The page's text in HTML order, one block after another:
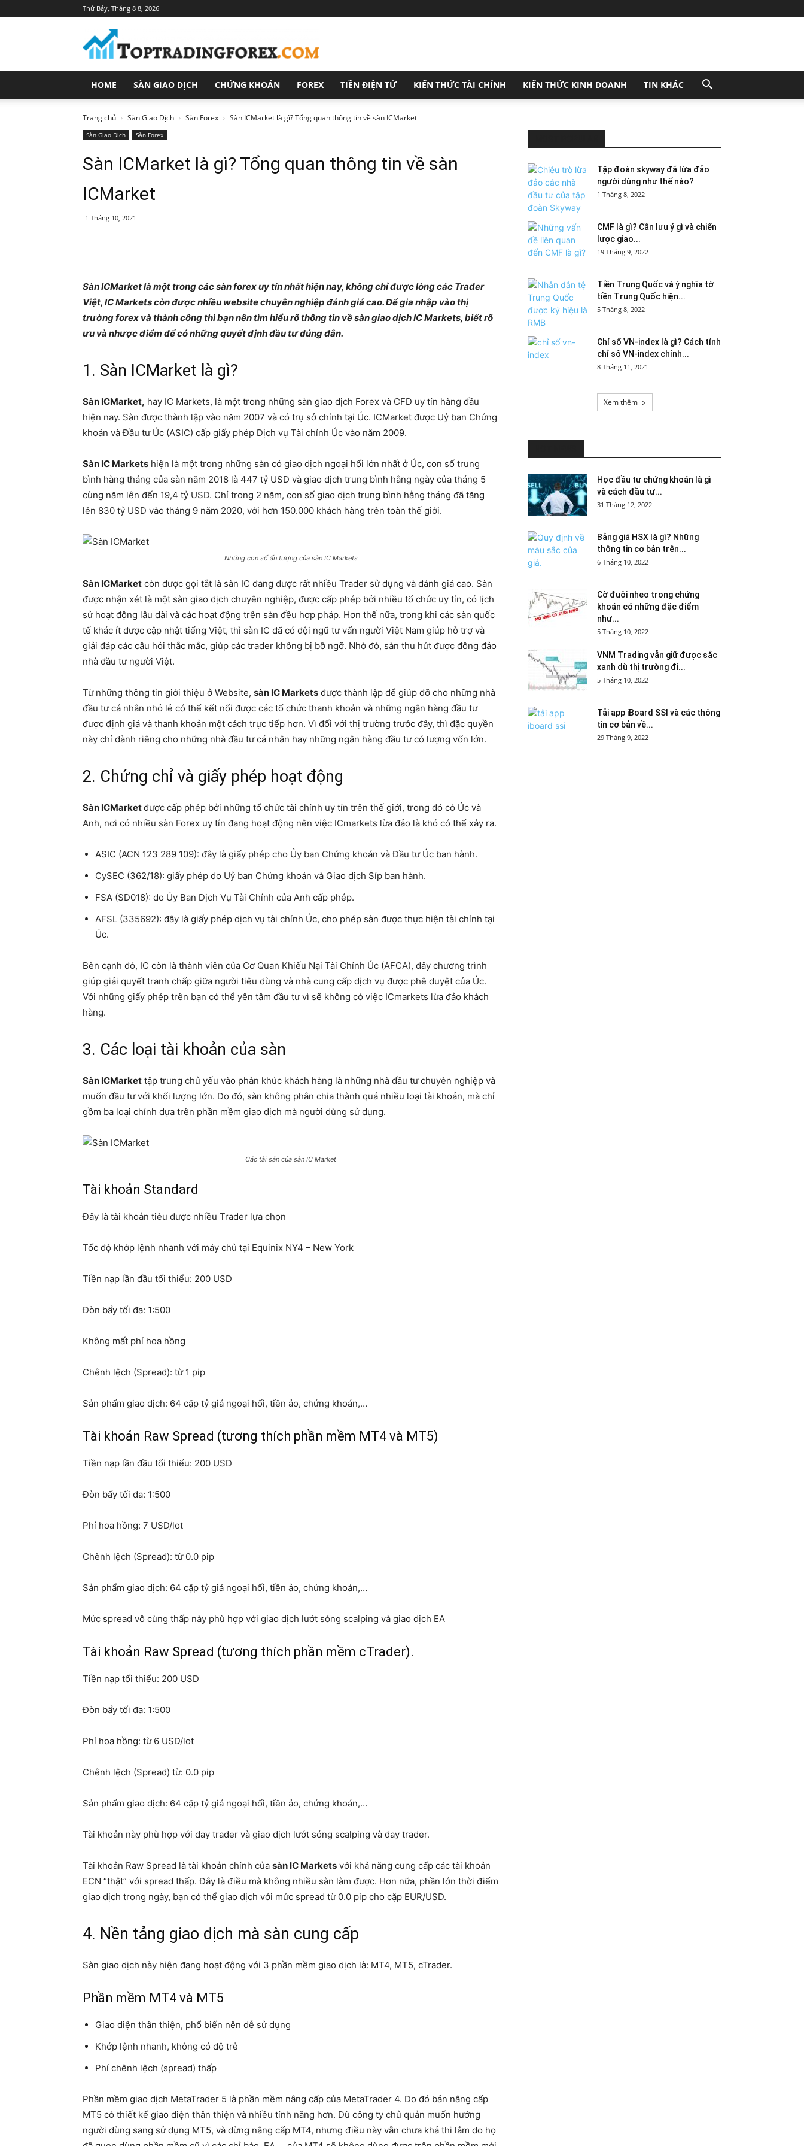
Thứ Bảy, Tháng 8 8, 2026
Trang
Tin
Tức
Đầu
Tư
Chính
HOME SÀN GIAO DỊCH CHỨNG KHOÁN FOREX TIỀN ĐIỆN TỬ KIẾN THỨC TÀI CHÍNH KIẾN THỨC KINH DOANH TIN KHÁC
Trang chủ Sàn Giao Dịch Sàn Forex Sàn ICMarket là gì? Tổng quan thông tin về sàn ICMarket
Sàn Giao Dịch Sàn Forex
Sàn ICMarket là gì? Tổng quan thông tin về sàn
ICMarket
1 Tháng 10, 2021
Sàn ICMarket là một trong các sàn forex uy tín nhất hiện nay, không chỉ được lòng các Trader
Việt, IC Markets còn được nhiều website chuyên nghiệp đánh giá cao. Để gia nhập vào thị
trường forex và thành công thì bạn nên tìm hiểu rõ thông tin về sàn giao dịch IC Markets, biết rõ
ưu và nhược điểm để có những quyết định đầu tư đúng đắn.
1. Sàn ICMarket là gì?
Sàn ICMarket, hay IC Markets, là một trong những sàn giao dịch Forex và CFD uy tín hàng đầu
hiện nay. Sàn được thành lập vào năm 2007 và có trụ sở chính tại Úc. ICMarket được Uỷ ban Chứng
khoán và Đầu tư Úc (ASIC) cấp giấy phép Dịch vụ Tài chính Úc vào năm 2009.
Sàn IC Markets hiện là một trong những sàn có giao dịch ngoại hối lớn nhất ở Úc, con số trung
bình hàng tháng của sàn năm 2018 là 447 tỷ USD và giao dịch trung bình hằng ngày của tháng 5
cùng năm lên đến 19,4 tỷ USD. Chỉ trong 2 năm, con số giao dịch trung bình hằng tháng đã tăng
lên 830 tỷ USD vào tháng 9 năm 2020, với hơn 150.000 khách hàng trên toàn thế giới.
Những con số ấn tượng của sàn IC Markets
Sàn ICMarket còn được gọi tắt là sàn IC đang được rất nhiều Trader sử dụng và đánh giá cao. Sàn
được nhận xét là một sàn giao dịch chuyên nghiệp, được cấp phép bởi nhiều tổ chức uy tín, có lịch
sử hoạt động lâu dài và các hoạt động trên sàn đều hợp pháp. Hơn thế nữa, trong khi các sàn quốc
tế khác ít được cập nhật tiếng Việt, thì sàn IC đã có đội ngũ tư vấn người Việt Nam giúp hỗ trợ và
giải đáp các câu hỏi thắc mắc, giúp các trader không bị bỡ ngỡ. Nhờ đó, sàn thu hút được đông đảo
nhà đầu tư người Việt.
Từ những thông tin giới thiệu ở Website, sàn IC Markets được thành lập để giúp đỡ cho những nhà
đầu tư cá nhân nhỏ lẻ có thể kết nối được các tổ chức thanh khoản và những ngân hàng đầu tư
được định giá và thanh khoản một cách trực tiếp hơn. Vì đối với thị trường trước đây, thì đặc quyền
này chỉ dành riêng cho những nhà đầu tư cá nhân hay những ngân hàng đầu tư có lượng vốn lớn.
2. Chứng chỉ và giấy phép hoạt động
Sàn ICMarketđược cấp phép bởi những tổ chức tài chính uy tín trên thế giới, trong đó có Úc và
Anh, nơi có nhiều sàn Forex uy tín đang hoạt động nên việc ICmarkets lừa đảo là khó có thể xảy ra.
ASIC (ACN 123 289 109): đây là giấy phép cho Ủy ban Chứng khoán và Đầu tư Úc ban hành.
CySEC (362/18): giấy phép do Uỷ ban Chứng khoán và Giao dịch Síp ban hành.
FSA (SD018): do Ủy Ban Dịch Vụ Tài Chính của Anh cấp phép.
AFSL (335692): đây là giấy phép dịch vụ tài chính Úc, cho phép sàn được thực hiện tài chính tại
Úc.
Bên cạnh đó, IC còn là thành viên của Cơ Quan Khiếu Nại Tài Chính Úc (AFCA), đây chương trình
giúp giải quyết tranh chấp giữa người tiêu dùng và nhà cung cấp dịch vụ được phê duyệt của Úc.
Với những giấy phép trên bạn có thể yên tâm đầu tư vì sẽ không có việc ICmarkets lừa đảo khách
hàng.
3. Các loại tài khoản của sàn
Sàn ICMarket tập trung chủ yếu vào phân khúc khách hàng là những nhà đầu tư chuyên nghiệp và
muốn đầu tư với khối lượng lớn. Do đó, sàn không phân chia thành quá nhiều loại tài khoản, mà chỉ
gồm ba loại chính dựa trên phần mềm giao dịch mà người dùng sử dụng.
Các tài sản của sàn IC Market
Tài khoản Standard
Đây là tài khoản tiêu được nhiều Trader lựa chọn
Tốc độ khớp lệnh nhanh với máy chủ tại Equinix NY4 – New York
Tiền nạp lần đầu tối thiểu: 200 USD
Đòn bẩy tối đa: 1:500
Không mất phí hoa hồng
Chênh lệch (Spread): từ 1 pip
Sản phẩm giao dịch: 64 cặp tỷ giá ngoại hối, tiền ảo, chứng khoán,…
Tài khoản Raw Spread (tương thích phần mềm MT4 và MT5)
Tiền nạp lần đầu tối thiểu: 200 USD
Đòn bẩy tối đa: 1:500
Phí hoa hồng: 7 USD/lot
Chênh lệch (Spread): từ 0.0 pip
Sản phẩm giao dịch: 64 cặp tỷ giá ngoại hối, tiền ảo, chứng khoán,…
Mức spread vô cùng thấp này phù hợp với giao dịch lướt sóng scalping và giao dịch EA
Tài khoản Raw Spread (tương thích phần mềm cTrader).
Tiền nạp tối thiểu: 200 USD
Đòn bẩy tối đa: 1:500
Phí hoa hồng: từ 6 USD/lot
Chênh lệch (Spread) từ: 0.0 pip
Sản phẩm giao dịch: 64 cặp tỷ giá ngoại hối, tiền ảo, chứng khoán,…
Tài khoản này phù hợp với day trader và giao dịch lướt sóng scalping và day trader.
Tài khoản Raw Spread là tài khoản chính của sàn IC Markets với khả năng cung cấp các tài khoản
ECN “thật” với spread thấp. Đây là điều mà không nhiều sàn làm được. Hơn nữa, phần lớn thời điểm
giao dịch trong ngày, bạn có thể giao dịch với mức spread từ 0.0 pip cho cặp EUR/USD.
4. Nền tảng giao dịch mà sàn cung cấp
Sàn giao dịch này hiện đang hoạt động với 3 phần mềm giao dịch là: MT4, MT5, cTrader.
Phần mềm MT4 và MT5
Giao diện thân thiện, phổ biến nên dễ sử dụng
Khớp lệnh nhanh, không có độ trễ
Phí chênh lệch (spread) thấp
Phần mềm giao dịch MetaTrader 5 là phần mềm nâng cấp của MetaTrader 4. Do đó bản nâng cấp
MT5 có thiết kế giao diện thân thiện và nhiều tính năng hơn. Dù công ty chủ quản muốn hướng
người dùng sang sử dụng MT5, và dừng nâng cấp MT4, nhưng điều này vẫn chưa khả thi lắm do họ
Tập đoàn skyway đã lừa đảo
người dùng như thế nào?
1 Tháng 8, 2022
CMF là gì? Cần lưu ý gì và chiến
lược giao...
19 Tháng 9, 2022
Tiền Trung Quốc và ý nghĩa tờ
tiền Trung Quốc hiện...
5 Tháng 8, 2022
Chỉ số VN-index là gì? Cách tính
chỉ số VN-index chính...
8 Tháng 11, 2021
Xem thêm
Học đầu tư chứng khoán là gì
và cách đầu tư...
31 Tháng 12, 2022
Bảng giá HSX là gì? Những
thông tin cơ bản trên...
6 Tháng 10, 2022
Cờ đuôi nheo trong chứng
khoán có những đặc điểm
như...
5 Tháng 10, 2022
VNM Trading vẫn giữ được sắc
xanh dù thị trường đi...
5 Tháng 10, 2022
Tải app iBoard SSI và các thông
tin cơ bản về...
29 Tháng 9, 2022